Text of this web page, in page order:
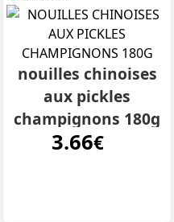
nouilles chinoises
aux pickles
champignons 180g
3.66€